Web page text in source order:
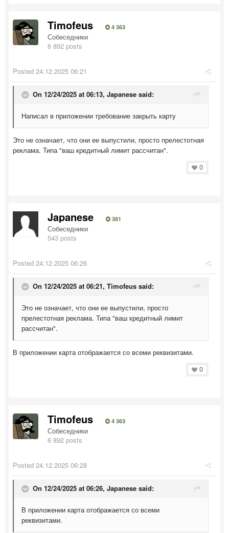
Timofeus 4 363
Собеседники
6 892 posts
Posted 24.12.2025 06:21
On 12/24/2025 at 06:13, Japanese said:
Написал в приложении требование закрыть карту
Это не означает, что они ее выпустили, просто прелестотная
реклама. Типа "ваш кредитный лимит рассчитан".
0
Japanese 381
Собеседники
543 posts
Posted 24.12.2025 06:26
On 12/24/2025 at 06:21, Timofeus said:
Это не означает, что они ее выпустили, просто
прелестотная реклама. Типа "ваш кредитный лимит
рассчитан".
В приложении карта отображается со всеми реквизитами.
0
Timofeus 4 363
Собеседники
6 892 posts
Posted 24.12.2025 06:28
On 12/24/2025 at 06:26, Japanese said:
В приложении карта отображается со всеми
реквизитами.